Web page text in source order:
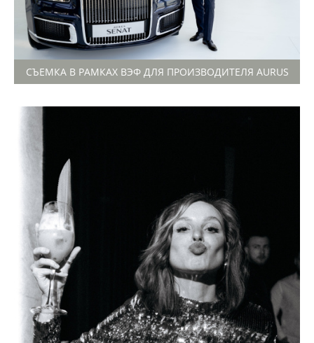
СЪЕМКА В РАМКАХ ВЭФ ДЛЯ ПРОИЗВОДИТЕЛЯ AURUS